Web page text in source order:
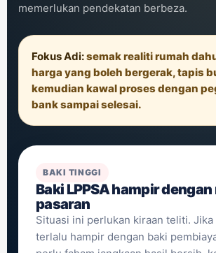
memerlukan pendekatan berbeza.
Fokus Adi:semak realiti rumah
harga yang boleh bergerak, tapis
kemudian kawal proses dengan
bank sampai selesai.
BAKI TINGGI
Baki LPPSA hampir
pasaran
Situasi ini perlukan kiraan teliti. Jika
terlalu hampir dengan baki